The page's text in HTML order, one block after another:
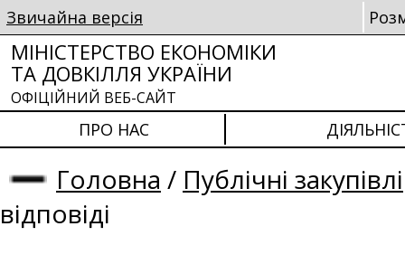
Звичайна версія
МІНІСТЕРСТВО ЕКОНОМІКИ
ТА ДОВКІЛЛЯ УКРАЇНИ
ОФІЦІЙНИЙ ВЕБ-САЙТ
ПРО НАС
Головна / Публічні закупівлі
відповіді